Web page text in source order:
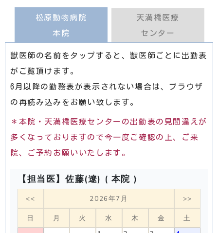
松原動物病院
本院
天満橋医療
センター
獣医師の名前をタップすると、獣医師ごとに出勤表
がご覧頂けます。
6月以降の勤務表が表示されない場合は、ブラウザ
の再読み込みをお願い致します。
＊本院・天満橋医療センターの出勤表の見間違えが
多くなっておりますので今一度ご確認の上、ご来
院、ご予約お願いいたします。
【担当医】佐藤(遼) ( 本院 )
<< 2026年7月 >>
日 月 火 水 木 金
土